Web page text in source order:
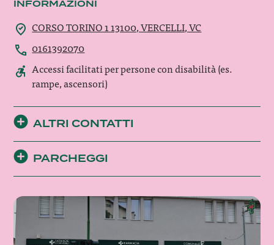
INFORMAZIONI
CORSO TORINO 1 13100, VERCELLI, VC
0161392070
Accessi facilitati per persone con disabilità (es.
rampe, ascensori)
ALTRI CONTATTI
PARCHEGGI